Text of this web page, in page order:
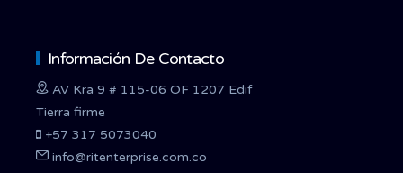
Información De Contacto
AV Kra 9 # 115-06 OF 1207 Edif
Tierra firme
+57 317 5073040
info@ritenterprise.com.co